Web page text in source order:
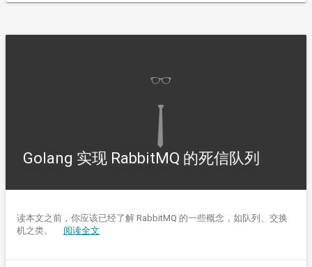
Golang 实现 RabbitMQ 的死信队列
读本文之前，你应该已经了解 RabbitMQ 的一些概念，如队列、交换
机之类。 阅读全文